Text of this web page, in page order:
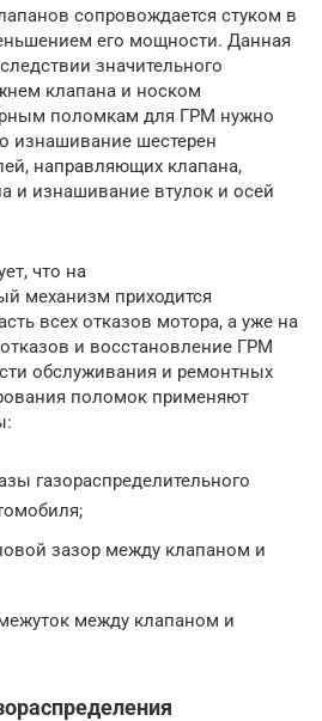
сопровождается стуком в
его мощности. Данная
значительного
клапана и носком
поломкам для ГРМ нужно
изнашивание шестерен
направляющих клапана,
и изнашивание втулок и осей
что на
механизм приходится
всех отказов мотора, а уже на
и восстановление ГРМ
обслуживания и ремонтных
поломок применяют
газораспределительного
зазор между клапаном и
между клапаном и